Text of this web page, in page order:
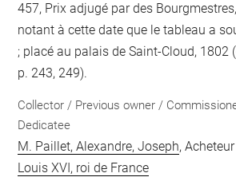
457, Prix adjugé par des
notant à cette date que le tableau a
; placé au palais de Saint-Cloud, 1802
p. 243, 249).
Collector / Previous owner /
Dedicatee
M. Paillet, Alexandre, Joseph, Acheteur
Louis XVI, roi de France